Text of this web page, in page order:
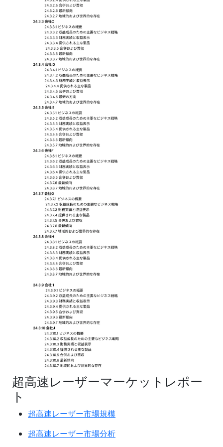
超高速レーザーマーケットレポー
ト
超高速レーザー市場規模
超高速レーザー市場分析